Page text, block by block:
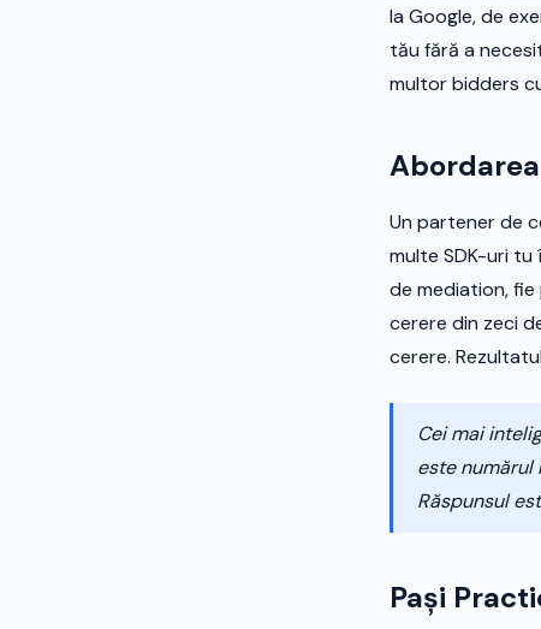
la Google, de
tău fără a
multor bidders
Un partener de
multe SDK-uri
de mediation,
cerere din zeci
cerere.
Cei mai
este numărul
Răspunsul
Pași